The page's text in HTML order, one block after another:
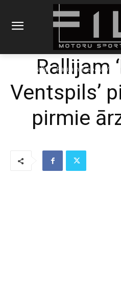
Rallijs Rallijam 'Liepāja-
Rallijam
Ventspils’
pirmie